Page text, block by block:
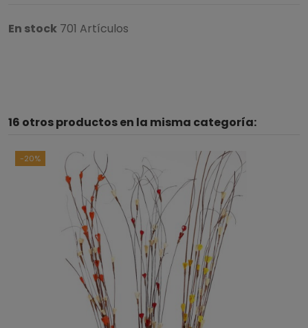
En stock 701 Artículos
Basado en1 opiniones
Ordenar las opiniones
16 otros productos en la misma categoría:
-20%